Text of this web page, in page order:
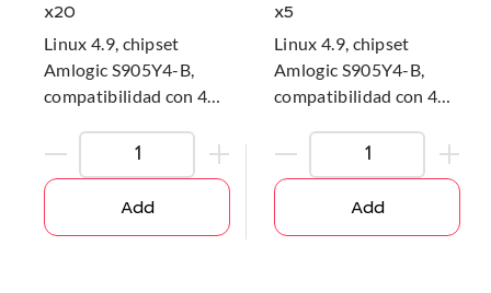
x20
Linux 4.9, chipset
Amlogic S905Y4-B,
compatibilidad con 4K
Add
x5
Linux 4.9, chipset
Amlogic S905Y4-B,
compatibilidad con 4K
Add